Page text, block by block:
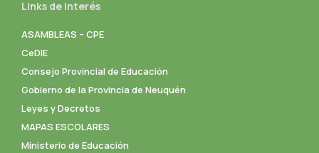
Links de interés
ASAMBLEAS – CPE
CeDIE
Consejo Provincial de Educación
Gobierno de la Provincia de Neuquén
Leyes y Decretos
MAPAS ESCOLARES
Ministerio de Educación